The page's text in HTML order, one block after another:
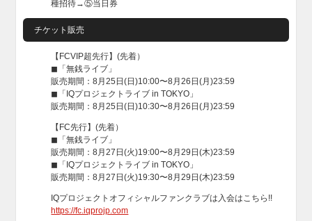
種招待→⑤当日券
チケット販売
【FCVIP超先行】(先着）
◼︎「無銭ライブ」
販売期間：8月25日(日)10:00〜8月26日(月)23:59
◼︎「IQプロジェクトライブ in TOKYO」
販売期間：8月25日(日)10:30〜8月26日(月)23:59
【FC先行】(先着）
◼︎「無銭ライブ」
販売期間：8月27日(火)19:00〜8月29日(木)23:59
◼︎「IQプロジェクトライブ in TOKYO」
販売期間：8月27日(火)19:30〜8月29日(木)23:59
IQプロジェクトオフィシャルファンクラブは入会はこちら!!
https://fc.iqprojp.com